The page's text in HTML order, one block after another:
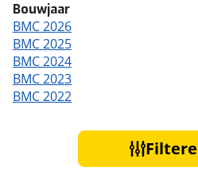
Bouwjaar
BMC 2026
BMC 2025
BMC 2024
BMC 2023
BMC 2022